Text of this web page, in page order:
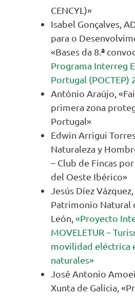
CENCYL)»
Isabel Gonçalves,
para o
«Bases da 8.ª
Programa Interreg
Portugal (POCTEP)
António Araújo,
primera zona
Portugal»
Edwin Arrigui
Naturaleza y
– Club de Fincas
del Oeste Ibérico»
Jesús Díez
Patrimonio Natural
León, «Proyecto
MOVELETUR –
movilidad eléctrica
naturales»
José Antonio
Xunta de Galicia,